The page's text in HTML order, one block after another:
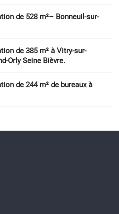
de 528 m²– Bonneuil-sur-
de 385 m² à Vitry-sur-
Orly Seine Bièvre.
de 244 m² de bureaux à